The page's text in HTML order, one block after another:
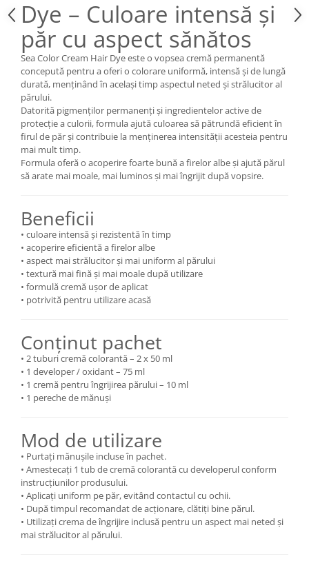
Cătină
Chlorella
Colina
Electroliti
Produse Apicole
Cacao
Dye – Culoare intensă și
păr cu aspect sănătos
Sea Color Cream Hair Dye este o vopsea cremă permanentă
concepută pentru a oferi o colorare uniformă, intensă și de lungă
durată, menținând în același timp aspectul neted și strălucitor al
părului.
Datorită pigmenților permanenți și ingredientelor active de
protecție a culorii, formula ajută culoarea să pătrundă eficient în
firul de păr și contribuie la menținerea intensității acesteia pentru
mai mult timp.
Formula oferă o acoperire foarte bună a firelor albe și ajută părul
să arate mai moale, mai luminos și mai îngrijit după vopsire.
Beneficii
• culoare intensă și rezistentă în timp
• acoperire eficientă a firelor albe
• aspect mai strălucitor și mai uniform al părului
• textură mai fină și mai moale după utilizare
• formulă cremă ușor de aplicat
• potrivită pentru utilizare acasă
Conținut pachet
• 2 tuburi cremă colorantă – 2 x 50 ml
• 1 developer / oxidant – 75 ml
• 1 cremă pentru îngrijirea părului – 10 ml
• 1 pereche de mănuși
Mod de utilizare
• Purtați mănușile incluse în pachet.
• Amestecați 1 tub de cremă colorantă cu developerul conform
instrucțiunilor produsului.
• Aplicați uniform pe păr, evitând contactul cu ochii.
• După timpul recomandat de acționare, clătiți bine părul.
• Utilizați crema de îngrijire inclusă pentru un aspect mai neted și
mai strălucitor al părului.